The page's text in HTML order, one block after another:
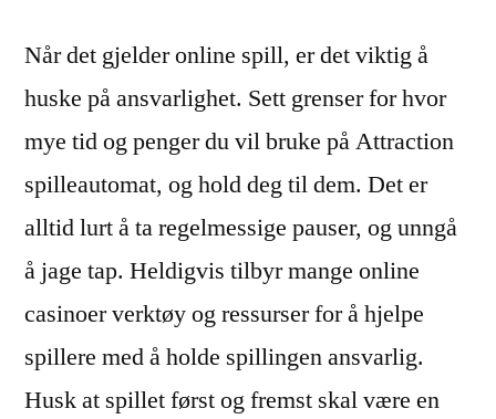
Når det gjelder online spill, er det viktig å
huske på ansvarlighet. Sett grenser for hvor
mye tid og penger du vil bruke på Attraction
spilleautomat, og hold deg til dem. Det er
alltid lurt å ta regelmessige pauser, og unngå
å jage tap. Heldigvis tilbyr mange online
casinoer verktøy og ressurser for å hjelpe
spillere med å holde spillingen ansvarlig.
Husk at spillet først og fremst skal være en